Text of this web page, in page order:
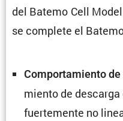
del Batemo Cell
se complete el
Compor­ta­miento de
miento de
fuerte­mente no